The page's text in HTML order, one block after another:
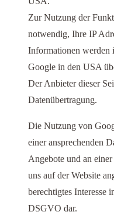
Zur Nutzung der
notwendig, Ihre IP
Informationen werden
Google in den USA
Der Anbieter dieser
Datenübertragung.
Die Nutzung von
einer ansprechenden
Angebote und an
uns auf der Website
berechtigtes Interesse
DSGVO dar.